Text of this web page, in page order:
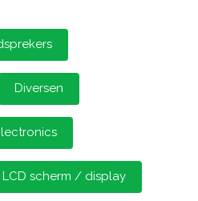
Diversen
LCD scherm / display